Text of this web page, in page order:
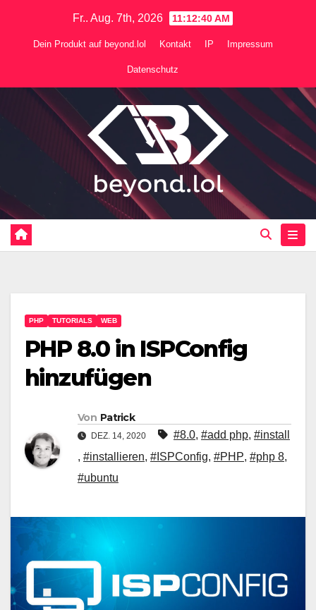
Fr.. Aug. 7th, 2026 11:12:40 AM
Dein Produkt auf beyond.lol Kontakt IP Impressum
Datenschutz
PHP TUTORIALS WEB
PHP 8.0 in ISPConfig
hinzufügen
Von Patrick
DEZ. 14, 2020 #8.0, #add php, #install
, #installieren, #ISPConfig, #PHP, #php 8,
#ubuntu